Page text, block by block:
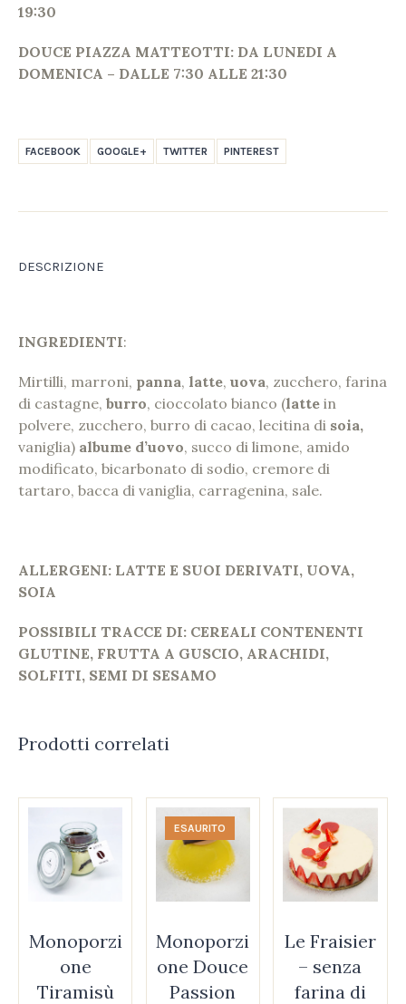
19:30
DOUCE PIAZZA MATTEOTTI: DA LUNEDI A
DOMENICA – DALLE 7:30 ALLE 21:30
FACEBOOK GOOGLE+ TWITTER PINTEREST
DESCRIZIONE
INGREDIENTI:
Mirtilli, marroni, panna, latte, uova, zucchero, farina
di castagne, burro, cioccolato bianco (latte in
polvere, zucchero, burro di cacao, lecitina di soia,
vaniglia) albume d’uovo, succo di limone, amido
modificato, bicarbonato di sodio, cremore di
tartaro, bacca di vaniglia, carragenina, sale.
ALLERGENI: LATTE E SUOI DERIVATI, UOVA,
SOIA
POSSIBILI TRACCE DI: CEREALI CONTENENTI
GLUTINE, FRUTTA A GUSCIO, ARACHIDI,
SOLFITI, SEMI DI SESAMO
Prodotti correlati
Monoporzi
one
Tiramisù
ESAURITO
Monoporzi
one Douce
Passion
Le Fraisier
– senza
farina di